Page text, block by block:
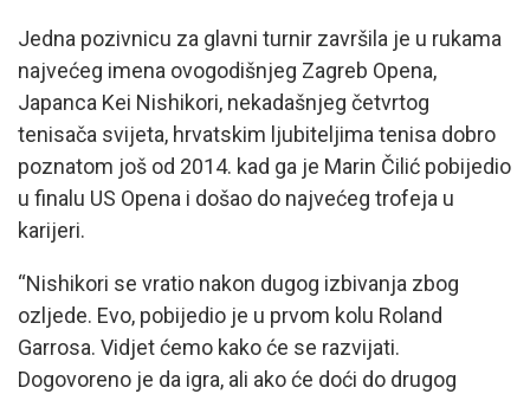
Jedna pozivnicu za glavni turnir završila je u rukama
najvećeg imena ovogodišnjeg Zagreb Opena,
Japanca Kei Nishikori, nekadašnjeg četvrtog
tenisača svijeta, hrvatskim ljubiteljima tenisa dobro
poznatom još od 2014. kad ga je Marin Čilić pobijedio
u finalu US Opena i došao do najvećeg trofeja u
karijeri.
“Nishikori se vratio nakon dugog izbivanja zbog
ozljede. Evo, pobijedio je u prvom kolu Roland
Garrosa. Vidjet ćemo kako će se razvijati.
Dogovoreno je da igra, ali ako će doći do drugog